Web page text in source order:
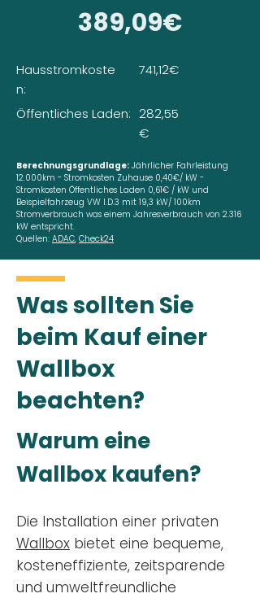
389,09€
Hausstromkoste
n:
Öffentliches Laden:
741,12€
282,55
€
Berechnungsgrundlage: Jährlicher Fahrleistung
12.000km - Stromkosten Zuhause 0,40€/ kW -
Stromkosten Öffentliches Laden 0,61€ / kW und
Beispielfahrzeug VW I.D.3 mit 19,3 kW/ 100km
Stromverbrauch was einem Jahresverbrauch von 2.316
kW entspricht.
Quellen: ADAC, Check24
Was sollten Sie
beim Kauf einer
Wallbox
beachten?
Warum eine
Wallbox kaufen?
Die Installation einer privaten
Wallbox bietet eine bequeme,
kosteneffiziente, zeitsparende
und umweltfreundliche